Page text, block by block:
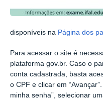
disponíveis na Página dos
Para acessar o site é
plataforma gov.br. Caso o
conta cadastrada, basta
o CPF e clicar em
minha senha”, selecionar